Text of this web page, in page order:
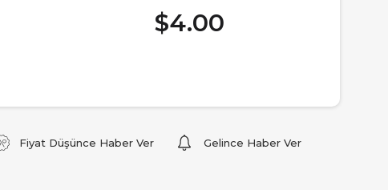
$4.00
Fiyat Düşünce Haber Ver Gelince Haber Ver